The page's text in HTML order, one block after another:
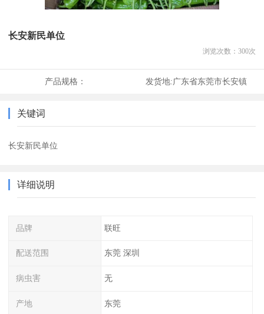
长安新民单位
浏览次数： 300次
产品规格： 发货地:广东省东莞市长安镇
关键词
长安新民单位
详细说明
品牌 联旺
配送范围 东莞 深圳
病虫害 无
产地 东莞